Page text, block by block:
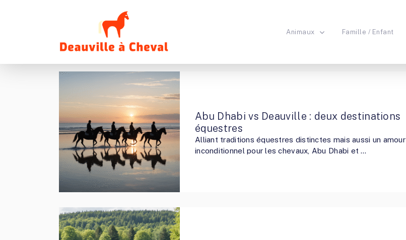
Animaux Famille / Enfant
Abu Dhabi vs Deauville : deux destinations
équestres
Alliant traditions équestres distinctes mais aussi un amour
inconditionnel pour les chevaux, Abu Dhabi et …